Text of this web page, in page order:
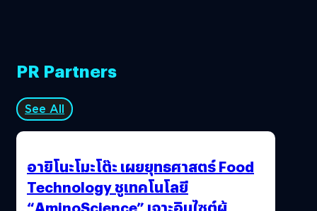
PR Partners
See All
อายิโนะโมะโต๊ะ เผยยุทธศาสตร์ Food
Technology ชูเทคโนโลยี